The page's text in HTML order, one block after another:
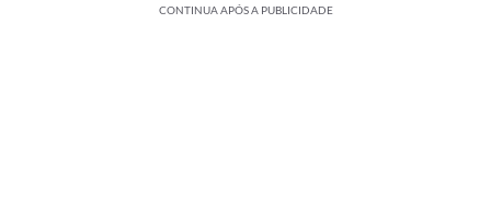
CONTINUA APÓS A PUBLICIDADE